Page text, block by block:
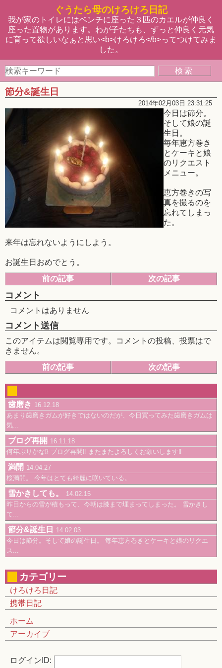
ぐうたら母のけろけろ日記
我が家のトイレにはベンチに座った３匹のカエルが仲良く
座った置物があります。わが子たちも、ずっと仲良く元気
に育って欲しいなぁと思い<b>けろけろ</b>ってつけてみま
した。
節分&誕生日
2014年02月03日 23:31:25
今日は節分。
そして娘の誕
生日。
毎年恵方巻き
とケーキと娘
のリクエスト
メニュー。
恵方巻きの写
真を撮るのを
忘れてしまっ
た。
来年は忘れないようにしよう。
お誕生日おめでとう。
前の記事
次の記事
コメント
コメントはありません
コメント送信
このアイテムは閲覧専用です。コメントの投稿、投票はで
きません。
前の記事
次の記事
歯磨き 16.12.18
あまり歯磨きガムが好きではないのだが、今日買ってみた歯磨きガムは
気...
ブログ再開 16.11.18
何年ぶりかな⁉️ ブログ再開‼️ またまたよろしくお願いします‼️
満開 14.04.27
桜満開。 今年はとても綺麗に咲いている。
雪かきしても。
14.02.15
昨日からの雪が積もって、今朝は膝まで埋まってしまった。 雪かきし
て...
節分&誕生日
14.02.03
今日は節分。そして娘の誕生日。 毎年恵方巻きとケーキと娘のリクエ
ス...
カテゴリー
けろけろ日記
携帯日記
ホーム
アーカイブ
ログインID: